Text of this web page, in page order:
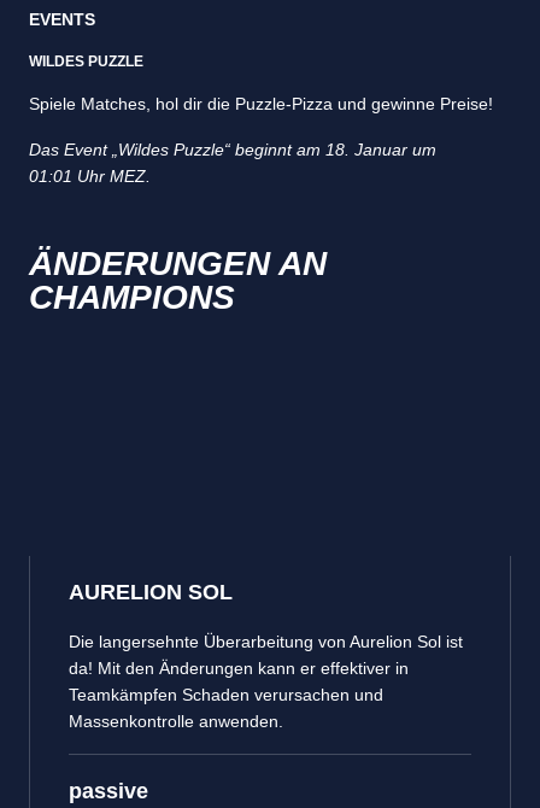
EVENTS
WILDES PUZZLE
Spiele Matches, hol dir die Puzzle-Pizza und gewinne Preise!
Das Event „Wildes Puzzle“ beginnt am 18. Januar um
01:01 Uhr MEZ.
ÄNDERUNGEN AN
CHAMPIONS
AURELION SOL
Die langersehnte Überarbeitung von Aurelion Sol ist
da! Mit den Änderungen kann er effektiver in
Teamkämpfen Schaden verursachen und
Massenkontrolle anwenden.
passive